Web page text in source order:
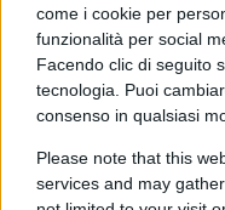
come i cookie per
funzionalità per social
Facendo clic di seguito
tecnologia. Puoi
consenso in qualsiasi
Please note that this
services and may
colpisca il tifoso
speculatore.